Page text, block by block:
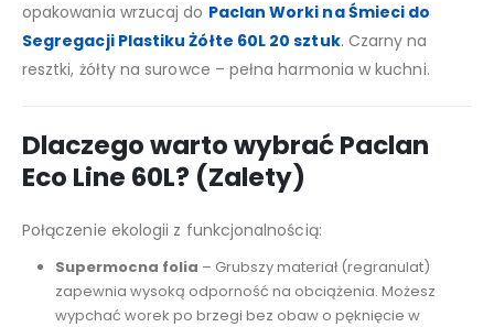
opakowania wrzucaj do Paclan Worki na Śmieci do
Segregacji Plastiku Żółte 60L 20 sztuk. Czarny na
resztki, żółty na surowce – pełna harmonia w kuchni.
Dlaczego warto wybrać Paclan
Eco Line 60L? (Zalety)
Połączenie ekologii z funkcjonalnością:
Supermocna folia – Grubszy materiał (regranulat)
zapewnia wysoką odporność na obciążenia. Możesz
wypchać worek po brzegi bez obaw o pęknięcie w